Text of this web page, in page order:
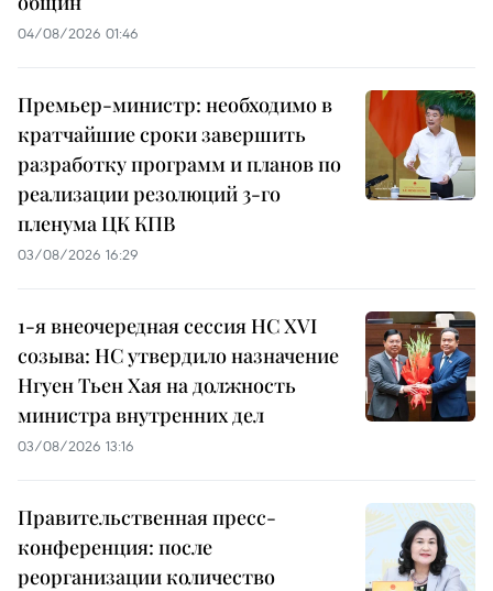
04/08/2026 01:46
Премьер-министр: необходимо в
кратчайшие сроки завершить
разработку программ и планов по
реализации резолюций 3-го
пленума ЦК КПВ
03/08/2026 16:29
1-я внеочередная сессия НС XVI
созыва: НС утвердило назначение
Нгуен Тьен Хая на должность
министра внутренних дел
03/08/2026 13:16
Правительственная пресс-
конференция: после
реорганизации количество